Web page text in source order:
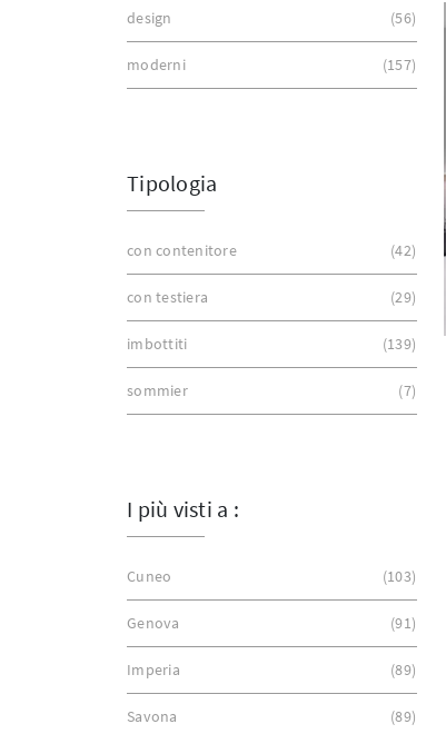
design 56
moderni 157
Tipologia
con contenitore 42
con testiera 29
imbottiti 139
sommier 7
I più visti a :
Cuneo 103
Genova 91
Imperia 89
Savona 89